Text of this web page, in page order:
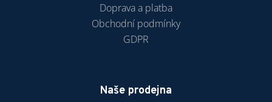
Doprava a platba
Obchodní podmínky
GDPR
Naše prodejna